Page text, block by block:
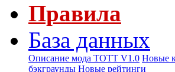
Правила
База данных
Описание мода ТОТТ V1.0 Новые
бэкграунды Новые рейтинги